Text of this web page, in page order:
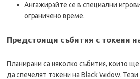
Ангажирайте се в специални
ограничено време.
Предстоящи събития с токени
Планирани са няколко събития, които
да спечелят токени на Black Widow. Тези